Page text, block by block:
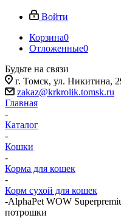
Войти
Корзина0
Отложенные0
Будьте на связи
г. Томск, ​ул. Никитина,
zakaz@krkrolik.tomsk.ru
Главная
-
Каталог
-
Кошки
-
Корма для кошек
-
Корм сухой для кошек
-AlphaPet WOW
потрошки